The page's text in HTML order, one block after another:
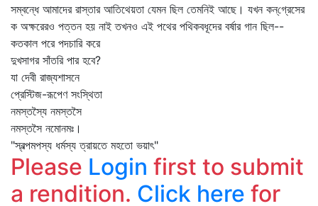
সম্বন্ধে আমাদের রাস্তার আতিথেয়তা যেমন ছিল তেমনিই আছে। যখন কন্‌গ্রেসের
ক অক্ষরেরও পত্তন হয় নাই তখনও এই পথের পথিকবধূদের বর্ষার গান ছিল--
কতকাল পরে পদচারি করে
দুখসাগর সাঁতরি পার হবে?
যা দেবী রাজ্যশাসনে
প্রেস্টিজ-রূপেণ সংস্থিতা
নমস্তস্যৈ নমস্তসৈ
নমস্তসৈ নমোনমঃ।
"স্বল্পমপস্য ধর্মস্য ত্রায়তে মহতো ভয়াৎ"
Please Login first to submit
a rendition. Click here for